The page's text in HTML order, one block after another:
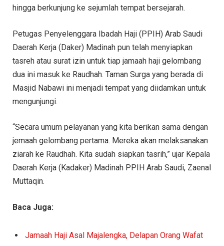
hingga berkunjung ke sejumlah tempat bersejarah.
Petugas Penyelenggara Ibadah Haji (PPIH) Arab Saudi
Daerah Kerja (Daker) Madinah pun telah menyiapkan
tasreh atau surat izin untuk tiap jamaah haji gelombang
dua ini masuk ke Raudhah. Taman Surga yang berada di
Masjid Nabawi ini menjadi tempat yang diidamkan untuk
mengunjungi.
“Secara umum pelayanan yang kita berikan sama dengan
jemaah gelombang pertama. Mereka akan melaksanakan
ziarah ke Raudhah. Kita sudah siapkan tasrih,” ujar Kepala
Daerah Kerja (Kadaker) Madinah PPIH Arab Saudi, Zaenal
Muttaqin.
Baca Juga:
Jamaah Haji Asal Majalengka, Delapan Orang Wafat